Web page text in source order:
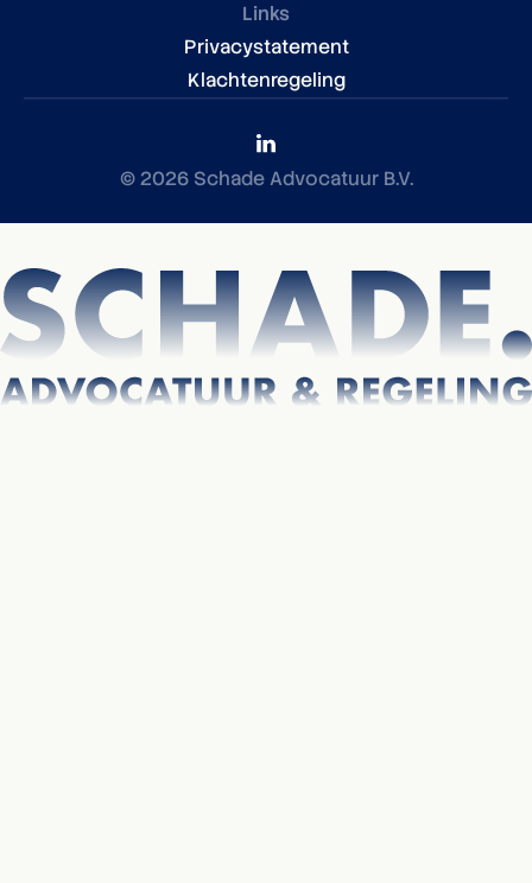
Links
Privacystatement
Klachtenregeling
© 2026 Schade Advocatuur B.V.